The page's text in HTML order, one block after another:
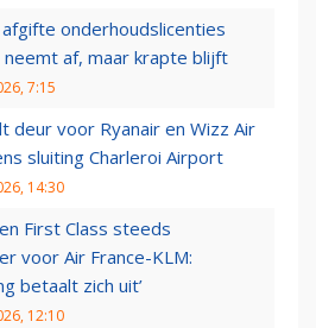
onderhoudslicenties
af, maar krapte blijft
7:15
deur voor Ryanair en Wizz Air
sluiting Charleroi Airport
14:30
First Class steeds
voor Air France-KLM:
betaalt zich uit’
12:10